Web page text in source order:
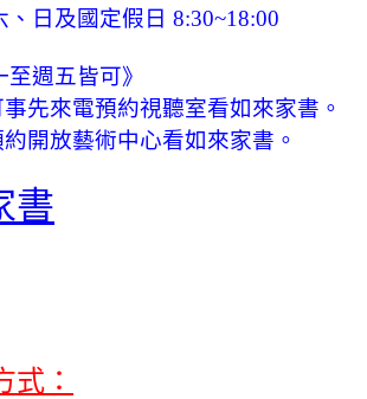
、日及國定假日 8:30~18:00
週五皆可》
先來電預約視聽室看如來家書。
開放藝術中心看如來家書。
書
式：